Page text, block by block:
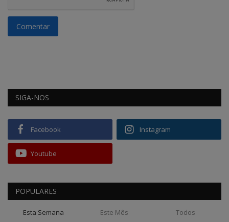
Comentar
SIGA-NOS
Facebook Instagram
Youtube
POPULARES
Esta Semana Este Mês Todos